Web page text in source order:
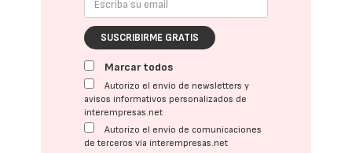
SUSCRIBIRME GRATIS
Marcar todos
Autorizo el envío de newsletters y
avisos informativos personalizados de
interempresas.net
Autorizo el envío de comunicaciones
de terceros vía interempresas.net